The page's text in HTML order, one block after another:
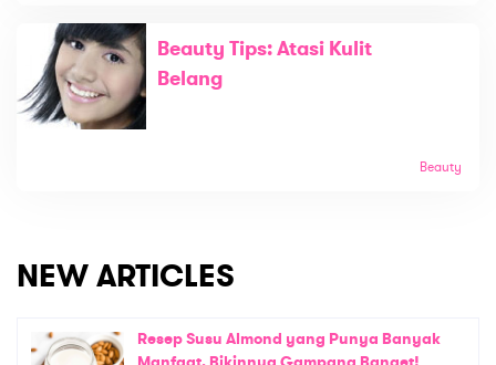
Beauty Tips: Atasi Kulit
Belang
Beauty
NEW ARTICLES
Resep Susu Almond yang Punya Banyak